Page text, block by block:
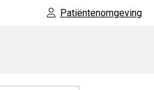
Patiëntenomgeving